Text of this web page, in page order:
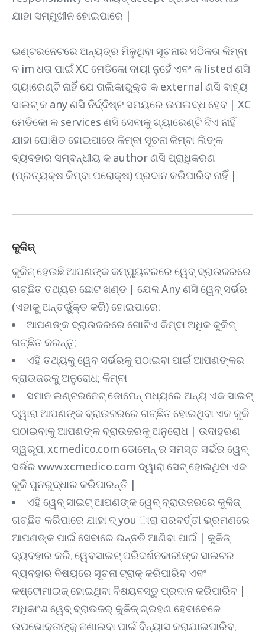
ଯାହା ସମ୍ମୁଖୀନ ହୋଇପାରେ |
ଇଣ୍ଟରନେଟରେ ଅନ୍ୟତ୍ର ମିଳୁଥିବା ସୂଚନାର ସଠିକତା କିମ୍ବା
ବ im ଧତା ପାଇଁ XC ମେଡିକୋ ଦାୟୀ ନୁହେଁ ଏବଂ କ listed ଣସି
ଗ୍ୟାରେଣ୍ଟି ନାହିଁ ଯେ ତାଲିକାଭୁକ୍ତ କ external ଣସି ବାହ୍ୟ
ସାଇଟ୍ କ any ଣସି ନିର୍ଦ୍ଦିଷ୍ଟ ସମୟରେ ଉପଲବ୍ଧ ହେବ | XC
ମେଡିକୋ କ services ଣସି ସେବାକୁ ଗ୍ୟାରେଣ୍ଟି ଦିଏ ନାହିଁ
ଯାହା ଘୋଷିତ ହୋଇପାରେ କିମ୍ବା ସୂଚନା କିମ୍ବା ଲିଙ୍କ
ବ୍ୟବହାର ସମ୍ବନ୍ଧୀୟ କ author ଣସି ପ୍ରାଧିକରଣ
(ପ୍ରତ୍ୟକ୍ଷ କିମ୍ବା ପରୋକ୍ଷ) ପ୍ରଦାନ କରିପାରିବ ନାହିଁ |
କୁକିଜ୍
କୁକିଜ୍ ହେଉଛି ଆପଣଙ୍କ କମ୍ପ୍ୟୁଟରରେ ୱେବ୍ ବ୍ରାଉଜରରେ
ଗଚ୍ଛିତ ତଥ୍ୟର ଛୋଟ ଖଣ୍ଡ | ଯେକ Any ଣସି ୱେବ୍ ସର୍ଭର
(ଏହାକୁ ଅନ୍ତର୍ଭୁକ୍ତ କରି) ହୋଇପାରେ:
ଆପଣଙ୍କ ବ୍ରାଉଜରରେ ଗୋଟିଏ କିମ୍ବା ଅଧିକ କୁକିଜ୍
ଗଚ୍ଛିତ କରନ୍ତୁ;
ଏହି ତଥ୍ୟକୁ ୱେବ ସର୍ଭରକୁ ପଠାଇବା ପାଇଁ ଆପଣଙ୍କର
ବ୍ରାଉଜରକୁ ଅନୁରୋଧ; କିମ୍ବା
ସମାନ ଇଣ୍ଟରନେଟ୍ ଡୋମେନ୍ ମଧ୍ୟରେ ଅନ୍ୟ ଏକ ସାଇଟ୍
ଦ୍ୱାରା ଆପଣଙ୍କ ବ୍ରାଉଜରରେ ଗଚ୍ଛିତ ହୋଇଥିବା ଏକ କୁକି
ପଠାଇବାକୁ ଆପଣଙ୍କ ବ୍ରାଉଜରକୁ ଅନୁରୋଧ | ଉଦାହରଣ
ସ୍ୱରୂପ, xcmedico.com ଡୋମେନ୍ ର ସମସ୍ତ ସର୍ଭର ୱେବ୍
ସର୍ଭର www.xcmedico.com ଦ୍ୱାରା ସେଟ୍ ହୋଇଥିବା ଏକ
କୁକି ପୁନରୁଦ୍ଧାର କରିପାରନ୍ତି |
ଏହି ୱେବ୍ ସାଇଟ୍ ଆପଣଙ୍କ ୱେବ୍ ବ୍ରାଉଜରରେ କୁକିଜ୍
ଗଚ୍ଛିତ କରିପାରେ ଯାହା ଦ୍ you ାରା ପରବର୍ତ୍ତୀ ଭ୍ରମଣରେ
ଆପଣଙ୍କ ପାଇଁ ସେବାରେ ଉନ୍ନତି ଆଣିବା ପାଇଁ | କୁକିଜ୍
ବ୍ୟବହାର କରି, ୱେବସାଇଟ୍ ପରିଦର୍ଶନକାରୀଙ୍କ ସାଇଟର
ବ୍ୟବହାର ବିଷୟରେ ସୂଚନା ଟ୍ରାକ୍ କରିପାରିବ ଏବଂ
କଷ୍ଟୋମାଇଜ୍ ହୋଇଥିବା ବିଷୟବସ୍ତୁ ପ୍ରଦାନ କରିପାରିବ |
ଅଧିକାଂଶ ୱେବ୍ ବ୍ରାଉଜର୍ କୁକିଜ୍ ଗ୍ରହଣ ହେବାବେଳେ
ଉପଭୋକ୍ତାଙ୍କୁ ଜଣାଇବା ପାଇଁ ବିନ୍ୟାସ କରାଯାଇପାରିବ,